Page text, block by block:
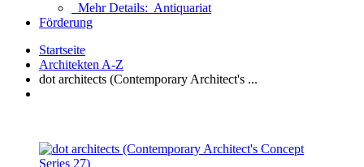
Mehr Details: Antiquariat
Förderung
Startseite
Architekten A-Z
dot architects (Contemporary Architect's ...